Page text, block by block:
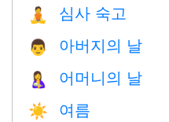
🧘 심사 숙고
👨 아버지의 날
🤱 어머니의 날
☀️ 여름